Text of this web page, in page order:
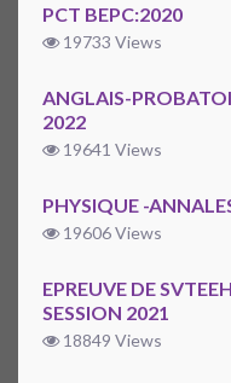
PCT BEPC:2020
19733 Views
ANGLAIS-
2022
19641 Views
PHYSIQUE -
19606 Views
EPREUVE DE
SESSION 2021
18849 Views